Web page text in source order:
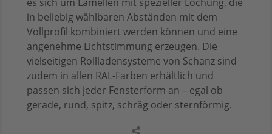
in beliebig wählbaren Abständen mit dem
Vollprofil kombiniert werden können und eine
angenehme Lichtstimmung erzeugen. Die
vielseitigen Rollladensysteme von Schanz sind
zudem in allen RAL-Farben erhältlich und
passen sich jeder Fensterform an – egal ob
gerade, rund, spitz, schräg oder sternförmig.